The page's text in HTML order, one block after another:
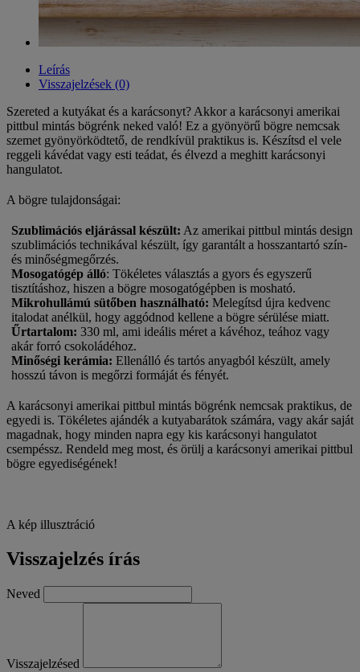
Leírás
Visszajelzések (0)
Szereted a kutyákat és a karácsonyt? Akkor a karácsonyi amerikai
pittbul mintás bögrénk neked való! Ez a gyönyörű bögre nemcsak
szemet gyönyörködtető, de rendkívül praktikus is. Készítsd el vele
reggeli kávédat vagy esti teádat, és élvezd a meghitt karácsonyi
hangulatot.
A bögre tulajdonságai:
Szublimációs eljárással készült: Az amerikai pittbul mintás design
szublimációs technikával készült, így garantált a hosszantartó szín-
és minőségmegőrzés.
Mosogatógép álló: Tökéletes választás a gyors és egyszerű
tisztításhoz, hiszen a bögre mosogatógépben is mosható.
Mikrohullámú sütőben használható: Melegítsd újra kedvenc
italodat anélkül, hogy aggódnod kellene a bögre sérülése miatt.
Űrtartalom: 330 ml, ami ideális méret a kávéhoz, teához vagy
akár forró csokoládéhoz.
Minőségi kerámia: Ellenálló és tartós anyagból készült, amely
hosszú távon is megőrzi formáját és fényét.
A karácsonyi amerikai pittbul mintás bögrénk nemcsak praktikus, de
egyedi is. Tökéletes ajándék a kutyabarátok számára, vagy akár saját
magadnak, hogy minden napra egy kis karácsonyi hangulatot
csempéssz. Rendeld meg most, és örülj a karácsonyi amerikai pittbul
bögre egyediségének!
A kép illusztráció
Visszajelzés írás
Neved
Visszajelzésed